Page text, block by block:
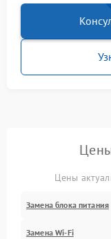
Цены
Замена блока питания
Замена Wi-Fi